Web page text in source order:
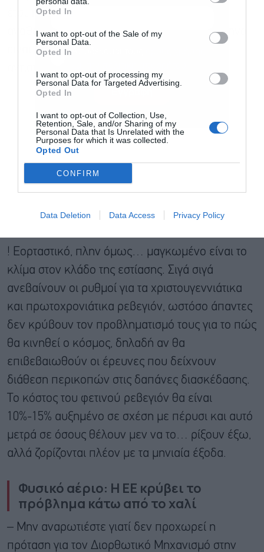
Opted In
I want to opt-out of the Sale of my
Personal Data.
Opted In
I want to opt-out of processing my
Personal Data for Targeted Advertising.
Opted In
I want to opt-out of Collection, Use,
Retention, Sale, and/or Sharing of my
Personal Data that Is Unrelated with the
Purposes for which it was collected.
Opted Out
CONFIRM
Data Deletion Data Access Privacy Policy
έτσι, πάντως, κι εφόσον δεν υπάρξει
αναθεώρηση των στοιχείων, το ΑΕΠ στο 9μηνο
είναι αυξημένο κατά 3,72% συγκριτικά με το
! Εορταστικό, πλην όμως… μαγκωμένο είναι το
κλίμα στον κλάδο της εστίασης. Σιγά σιγά
ανεβαίνουν οι ρυθμοί για τα χριστουγεννιάτικα
και πρωτοχρονιάτικα ρεβεγιόν, ωστόσο άπαντες
δεν κρύβουν τον προβληματισμό τους για το πώς
θα κινηθεί ο κόσμος, δηλαδή αν θα
επιβεβαιωθούν οι έρευνες που δείχνουν
διάθεση περικοπών στις δαπάνες διασκέδασης.
Το κόστος του φετινού ρεβεγιόν θα είναι
10%-15% αυξημένο σε σχέση με πέρυσι και αυτό
μετρά σε όσους θέλουν μεν να το… ρίξουν έξω,
αλλά ζορίζονται πλέον με τα μηνιαία έξοδα.
Φυσικό αέριο: Η ΕΕ κρύβει το
πρόβλημα κάτω από το χαλί
– Μην αναρωτιέστε γιατί δεν προχωρεί η
πρόταση για τον Διορθωτικό Μηχανισμό στην
Αποδέχομαι τους